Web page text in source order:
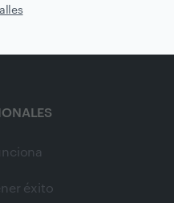
éxito